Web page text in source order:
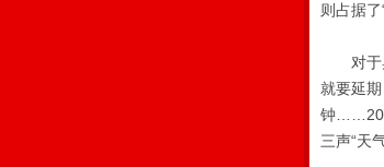
则占据了
对于奥
就要延
钟
三声“天气